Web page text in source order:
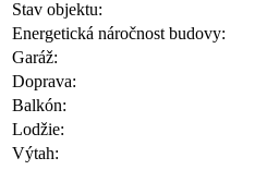
Stav objektu:
Energetická náročnost budovy:
Garáž:
Doprava:
Balkón:
Lodžie:
Výtah: